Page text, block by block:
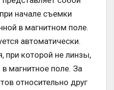
начале съемки
в магнитном поле.
автоматически.
при которой не линзы,
магнитное поле. За
относительно друг